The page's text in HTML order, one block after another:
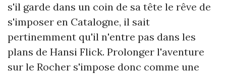
s'il garde dans un coin de sa tête le rêve de
s'imposer en Catalogne, il sait
pertinemment qu'il n'entre pas dans les
plans de Hansi Flick. Prolonger l'aventure
sur le Rocher s'impose donc comme une